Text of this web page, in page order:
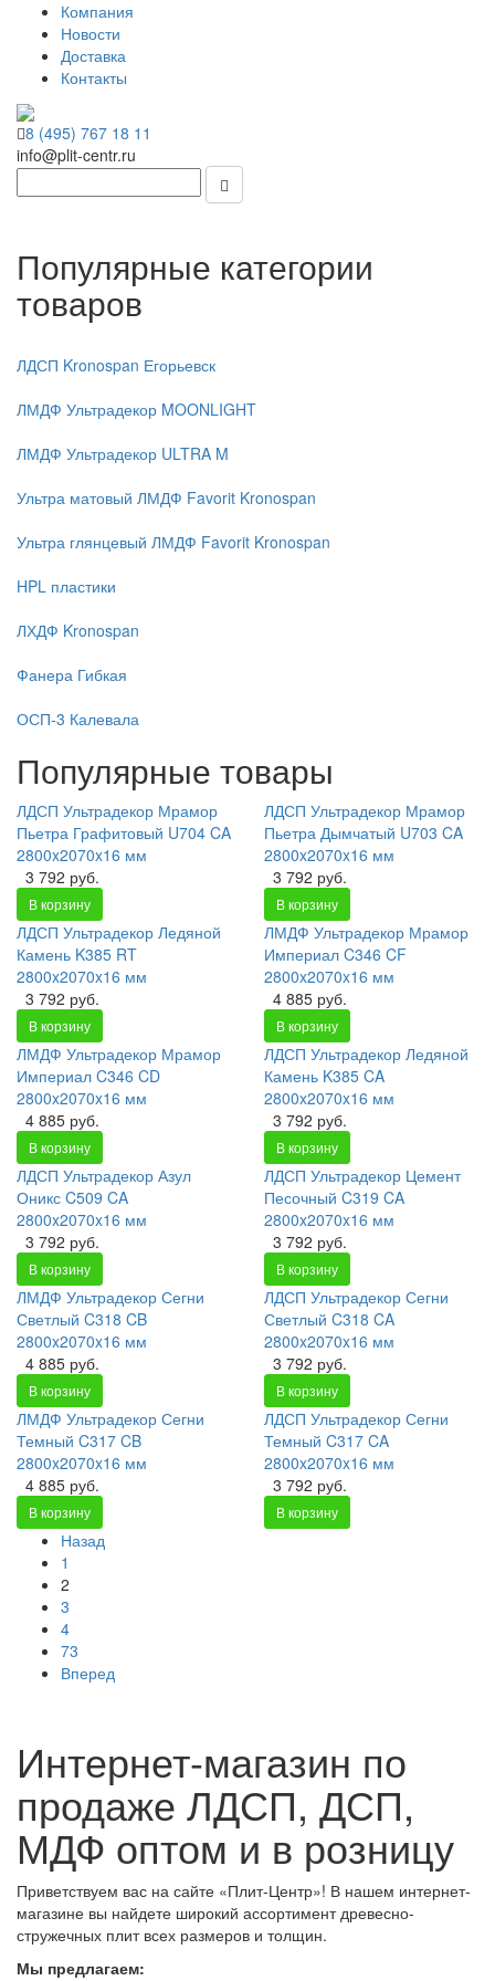
Компания
Новости
Доставка
Контакты
8 (495) 767 18 11
info@plit-centr.ru
Популярные категории
товаров
ЛДСП Kronospan Егорьевск
ЛМДФ Ультрадекор MOONLIGHT
ЛМДФ Ультрадекор ULTRA M
Ультра матовый ЛМДФ Favorit Kronospan
Ультра глянцевый ЛМДФ Favorit Kronospan
HPL пластики
ЛХДФ Kronospan
Фанера Гибкая
ОСП-3 Калевала
Популярные товары
ЛДСП Ультрадекор Мрамор
Пьетра Графитовый U704 CA
2800x2070x16 мм
3 792 руб.
В корзину
ЛДСП Ультрадекор Мрамор
Пьетра Дымчатый U703 CA
2800x2070x16 мм
3 792 руб.
В корзину
ЛДСП Ультрадекор Ледяной
Камень K385 RT
2800x2070x16 мм
3 792 руб.
В корзину
ЛМДФ Ультрадекор Мрамор
Империал C346 CF
2800x2070x16 мм
4 885 руб.
В корзину
ЛМДФ Ультрадекор Мрамор
Империал C346 CD
2800x2070x16 мм
4 885 руб.
В корзину
ЛДСП Ультрадекор Ледяной
Камень K385 CA
2800x2070x16 мм
3 792 руб.
В корзину
ЛДСП Ультрадекор Азул
Оникс C509 CA
2800x2070x16 мм
3 792 руб.
В корзину
ЛДСП Ультрадекор Цемент
Песочный C319 CA
2800x2070x16 мм
3 792 руб.
В корзину
ЛМДФ Ультрадекор Сегни
Светлый C318 CB
2800x2070x16 мм
4 885 руб.
В корзину
ЛДСП Ультрадекор Сегни
Светлый C318 CA
2800x2070x16 мм
3 792 руб.
В корзину
ЛМДФ Ультрадекор Сегни
Темный C317 CB
2800x2070x16 мм
4 885 руб.
В корзину
ЛДСП Ультрадекор Сегни
Темный C317 CA
2800x2070x16 мм
3 792 руб.
В корзину
Назад
1
2
3
4
73
Вперед
Интернет-магазин по
продаже ЛДСП, ДСП,
МДФ оптом и в розницу
Приветствуем вас на сайте «Плит-Центр»! В нашем интернет-
магазине вы найдете широкий ассортимент древесно-
стружечных плит всех размеров и толщин.
Мы предлагаем: